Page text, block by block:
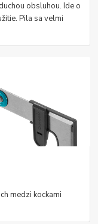
obsluhou. Ide o
Pila sa velmi
medzi kockami